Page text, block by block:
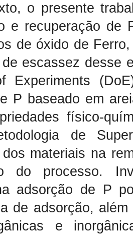
o presente
e recuperação de
de óxido de
escassez desse
Experiments
P baseado em
físico-
de
dos materiais na
do processo.
adsorção de P
de adsorção,
e